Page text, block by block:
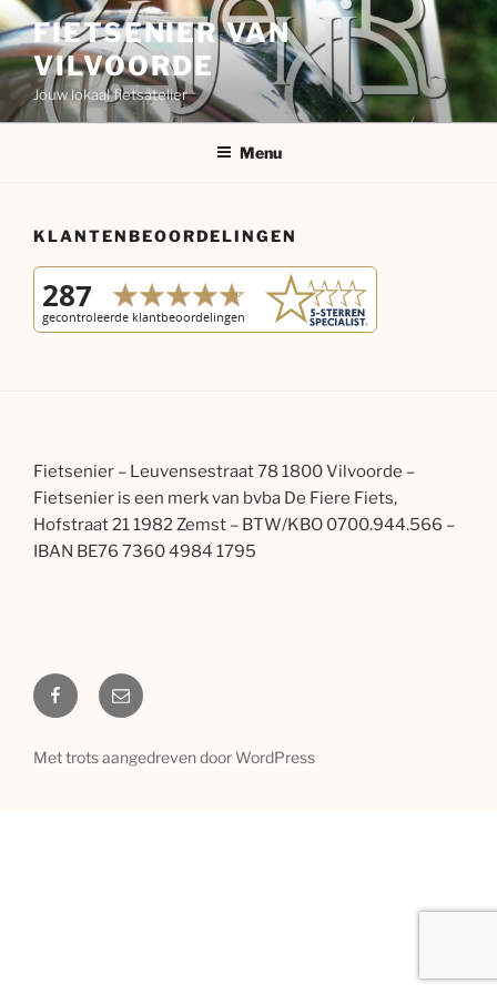
Spring
naar
de
inhoud
FIETSENIER VAN
VILVOORDE
Jouw lokaal fietsatelier
Menu
KLANTENBEOORDELINGEN
Fietsenier – Leuvensestraat 78 1800 Vilvoorde –
Fietsenier is een merk van bvba De Fiere Fiets,
Hofstraat 21 1982 Zemst – BTW/KBO 0700.944.566 –
IBAN BE76 7360 4984 1795
FacebookEmail
Met trots aangedreven door WordPress